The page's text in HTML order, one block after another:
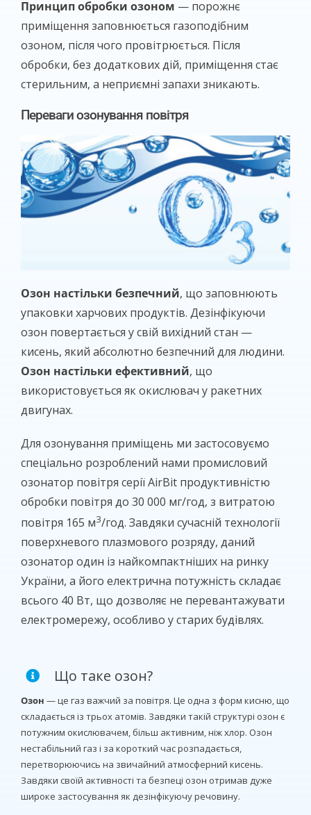
Принцип обробки озоном — порожнє
приміщення заповнюється газоподібним
озоном, після чого провітрюється. Після
обробки, без додаткових дій, приміщення стає
стерильним, а неприємні запахи зникають.
Переваги озонування повітря
Озон настільки безпечний, що заповнюють
упаковки харчових продуктів. Дезінфікуючи
озон повертається у свій вихідний стан —
кисень, який абсолютно безпечний для людини.
Озон настільки ефективний, що
використовується як окислювач у ракетних
двигунах.
Для озонування приміщень ми застосовуємо
спеціально розроблений нами промисловий
озонатор повітря серії AirBit продуктивністю
обробки повітря до 30 000 мг/год, з витратою
повітря 165 м3/год. Завдяки сучасній технології
поверхневого плазмового розряду, даний
озонатор один із найкомпактніших на ринку
України, а його електрична потужність складає
всього 40 Вт, що дозволяє не перевантажувати
електромережу, особливо у старих будівлях.
Що таке озон?
Озон — це газ важчий за повітря. Це одна з форм кисню, що
складається із трьох атомів. Завдяки такій структурі озон є
потужним окислювачем, більш активним, ніж хлор. Озон
нестабільний газ і за короткий час розпадається,
перетворюючись на звичайний атмосферний кисень.
Завдяки своїй активності та безпеці озон отримав дуже
широке застосування як дезінфікуючу речовину.